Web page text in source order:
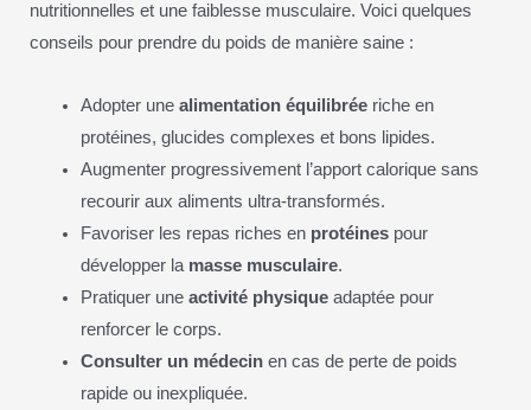
nutritionnelles et une faiblesse musculaire. Voici quelques
conseils pour prendre du poids de manière saine :
Adopter unealimentation équilibrée riche en
protéines, glucides complexes et bons lipides.
Augmenter progressivement l’apport calorique sans
recourir aux aliments ultra-transformés.
Favoriser les repas riches en protéines pour
développer la masse musculaire.
Pratiquer uneactivité physique adaptée pour
renforcer le corps.
Consulter un médecin en cas de perte de poids
rapide ou inexpliquée.